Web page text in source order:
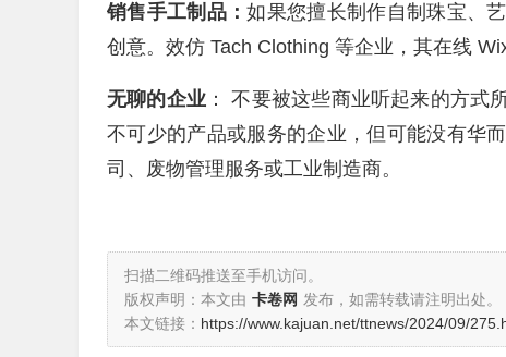
销售手工制品：如果您擅长制作自制珠宝、
创意。效仿 Tach Clothing 等企业，其在线
无聊的企业 ： 不要被这些商业听起来的方式
不可少的产品或服务的企业，但可能没有华
司、废物管理服务或工业制造商。
扫描二维码推送至手机访问。
版权声明：本文由 卡卷网 发布，如需转载请注明出处。
本文链接： https://www.kajuan.net/ttnews/2024/09/